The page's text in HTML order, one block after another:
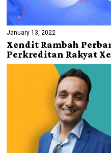
January 13, 2022
Xendit Rambah
Perkreditan Rakyat